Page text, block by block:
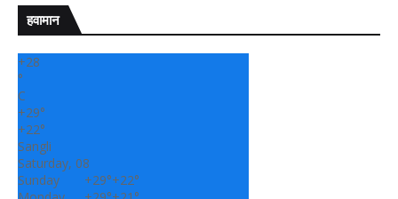
हवामान
+28
°
C
+29°
+22°
Sangli
Saturday, 08
Sunday
+29°+22°